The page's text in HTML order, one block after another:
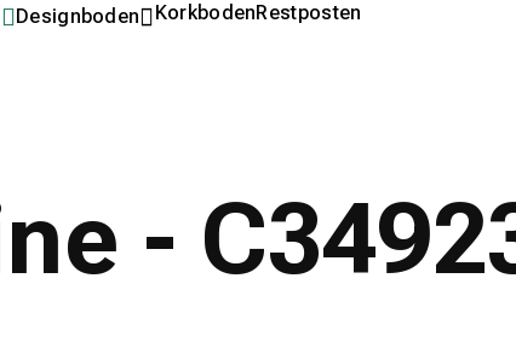
Designboden KorkbodenRestposten
-